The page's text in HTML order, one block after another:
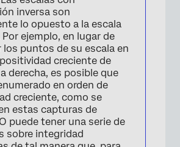
inversa son
lo opuesto a la escala
ejemplo, en lugar de
los puntos de su escala en
creciente de
derecha, es posible que
en orden de
creciente, como se
estas capturas de
puede tener una serie de
sobre integridad